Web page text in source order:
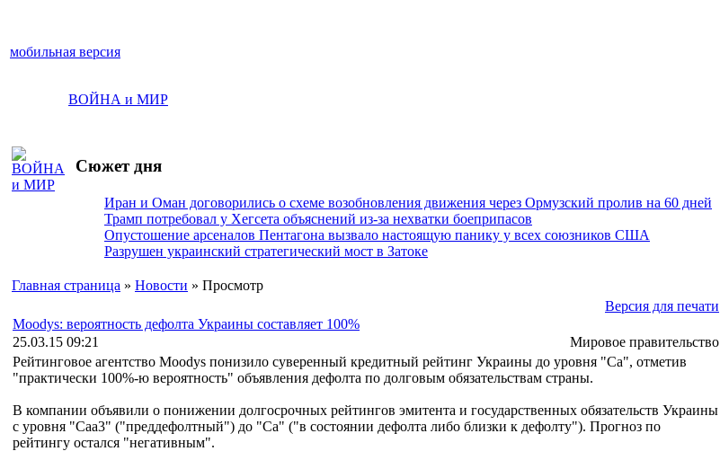
мобильная версия
ВОЙНА и МИР
Сюжет дня
Иран и Оман договорились о схеме возобновления движения через Ормузский пролив на 60 дней
Трамп потребовал у Хегсета объяснений из-за нехватки боеприпасов
Опустошение арсеналов Пентагона вызвало настоящую панику у всех союзников США
Разрушен украинский стратегический мост в Затоке
Главная страница » Новости » Просмотр
Версия для печати
Moodys: вероятность дефолта Украины составляет 100%
25.03.15 09:21
Мировое правительство
Рейтинговое агентство Moodys понизило суверенный кредитный рейтинг Украины до уровня "Ca", отметив
"практически 100%-ю вероятность" объявления дефолта по долговым обязательствам страны.
В компании объявили о понижении долгосрочных рейтингов эмитента и государственных обязательств Украины
с уровня "Caa3" ("преддефолтный") до "Cа" ("в состоянии дефолта либо близки к дефолту"). Прогноз по
рейтингу остался "негативным".